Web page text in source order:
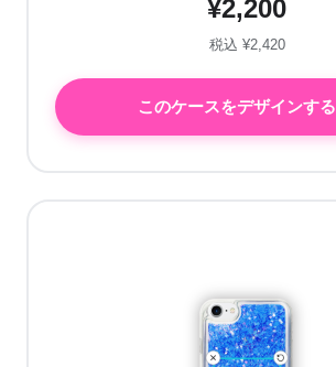
¥2,200
税込 ¥2,420
このケースをデザインする